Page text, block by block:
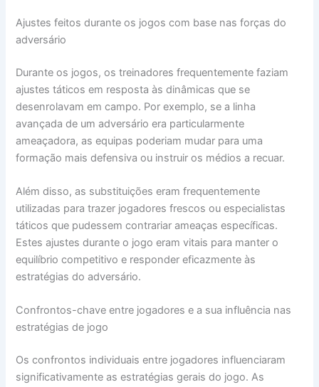
Ajustes feitos durante os jogos com base nas forças do
adversário
Durante os jogos, os treinadores frequentemente faziam
ajustes táticos em resposta às dinâmicas que se
desenrolavam em campo. Por exemplo, se a linha
avançada de um adversário era particularmente
ameaçadora, as equipas poderiam mudar para uma
formação mais defensiva ou instruir os médios a recuar.
Além disso, as substituições eram frequentemente
utilizadas para trazer jogadores frescos ou especialistas
táticos que pudessem contrariar ameaças específicas.
Estes ajustes durante o jogo eram vitais para manter o
equilíbrio competitivo e responder eficazmente às
estratégias do adversário.
Confrontos-chave entre jogadores e a sua influência nas
estratégias de jogo
Os confrontos individuais entre jogadores influenciaram
significativamente as estratégias gerais do jogo. As